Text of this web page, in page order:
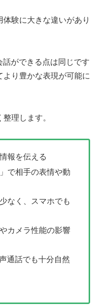
験に大きな違いがあり
ができる点は同じです
り豊かな表現が可能に
理します。
報を伝える
で相手の表情や動
なく、スマホでも
カメラ性能の影響
通話でも十分自然